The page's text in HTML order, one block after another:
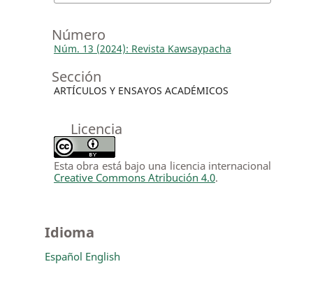
Número
Núm. 13 (2024): Revista Kawsaypacha
Sección
ARTÍCULOS Y ENSAYOS ACADÉMICOS
Licencia
Esta obra está bajo una licencia internacional
Creative Commons Atribución 4.0.
Idioma
Español English